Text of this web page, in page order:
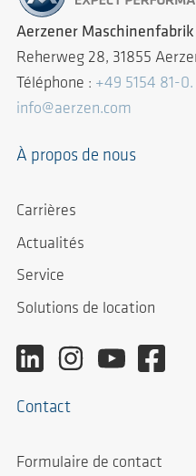
Aerzener Maschinenfabrik
Reherweg 28, 31855
Téléphone : +49 5154 81-0.
info@aerzen.com
À propos de nous
Carrières
Actualités
Service
Solutions de location
Contact
Formulaire de contact